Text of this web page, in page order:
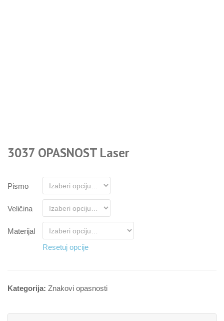
3037 OPASNOST Laser
Pismo
Veličina
Materijal
Resetuj opcije
Kategorija: Znakovi opasnosti